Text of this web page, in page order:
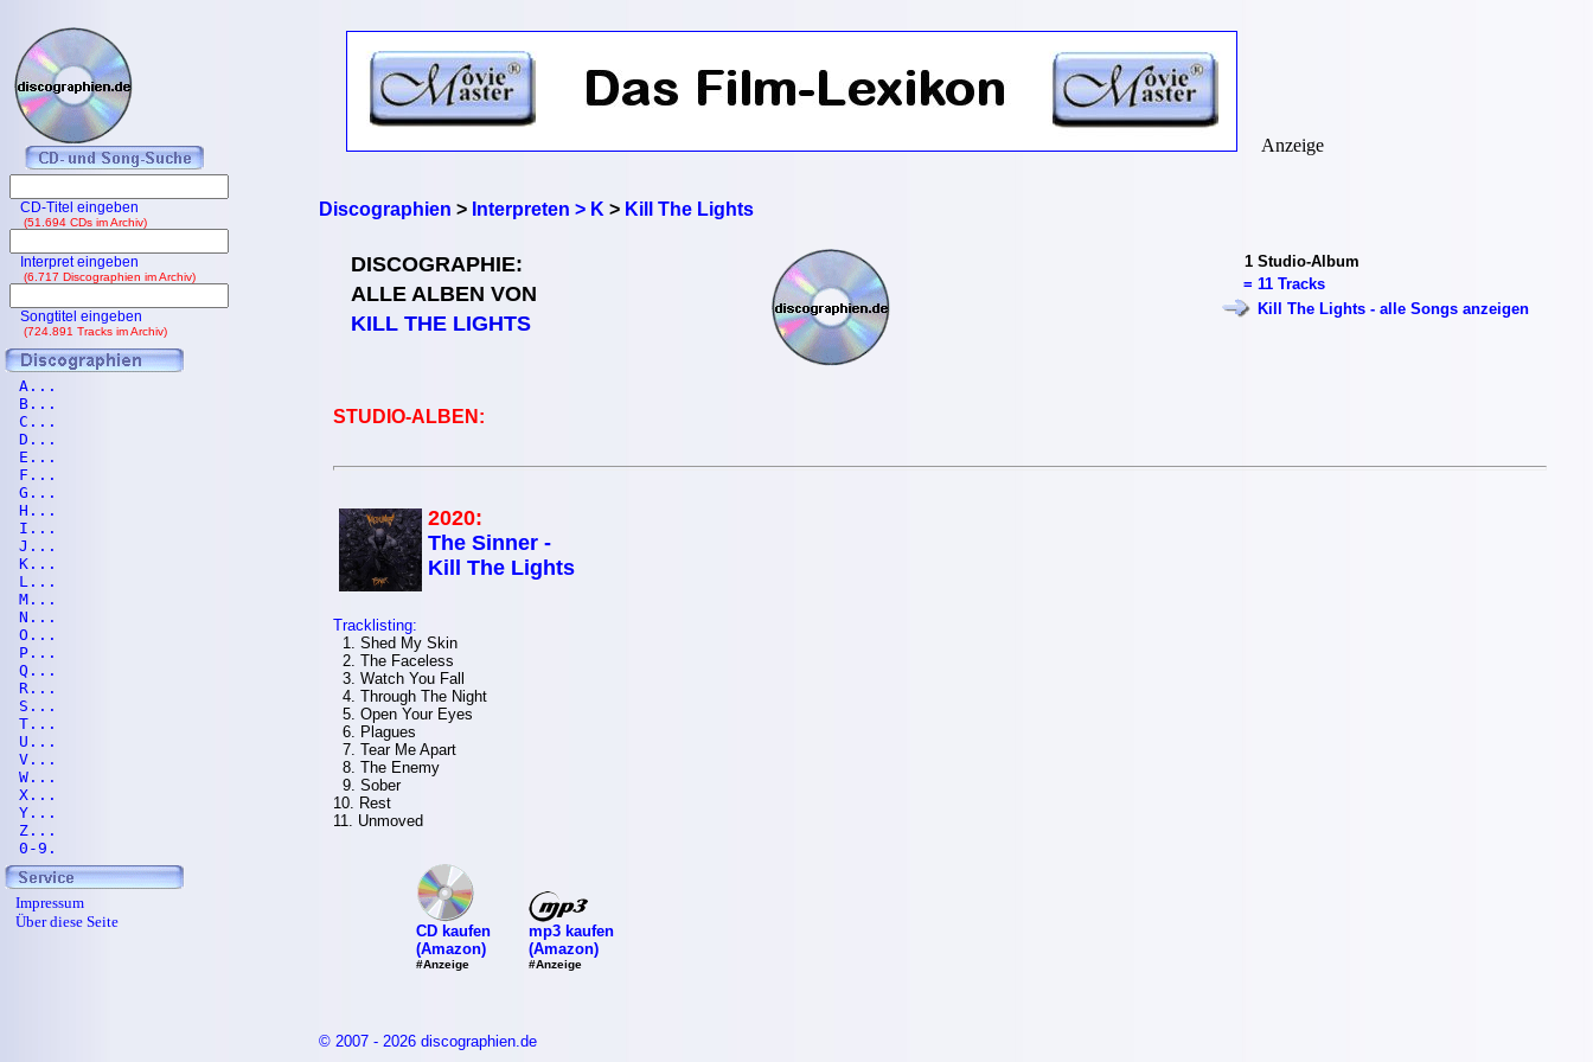
Discographien > Interpreten > K > Kill The Lights
DISCOGRAPHIE:
ALLE ALBEN VON
KILL THE LIGHTS
1 Studio-Album
= 11 Tracks
Kill The Lights - alle Songs anzeigen
STUDIO-ALBEN:
2020:
The Sinner -
Kill The Lights
Tracklisting:
1. Shed My Skin
2. The Faceless
3. Watch You Fall
4. Through The Night
5. Open Your Eyes
6. Plagues
7. Tear Me Apart
8. The Enemy
9. Sober
10. Rest
11. Unmoved
CD kaufen
(Amazon)
#Anzeige
mp3 kaufen
(Amazon)
#Anzeige
© 2007 - 2026 discographien.de
Anzeige
CD-Titel eingeben
(51.694 CDs im Archiv)
Interpret eingeben
(6.717 Discographien im Archiv)
Songtitel eingeben
(724.891 Tracks im Archiv)
A...
B...
C...
D...
E...
F...
G...
H...
I...
J...
K...
L...
M...
N...
O...
P...
Q...
R...
S...
T...
U...
V...
W...
X...
Y...
Z...
0-9.
Impressum
Über diese Seite